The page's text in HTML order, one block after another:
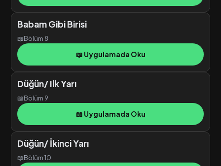
Babam Gibi Birisi
📖Bölüm 8
📖 Uygulamada Oku
Düğün/ Ilk Yarı
📖Bölüm 9
📖 Uygulamada Oku
Düğün/ İkinci Yarı
📖Bölüm 10